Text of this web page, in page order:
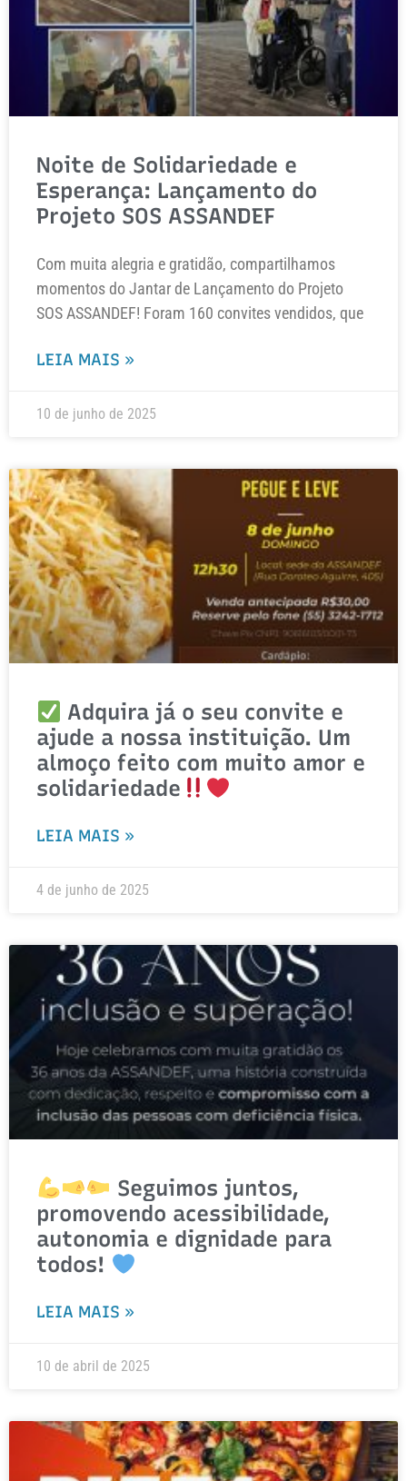
Noite de Solidariedade e
Esperança: Lançamento do
Projeto SOS ASSANDEF
Com muita alegria e gratidão, compartilhamos
momentos do Jantar de Lançamento do Projeto
SOS ASSANDEF! Foram 160 convites vendidos, que
LEIA MAIS »
10 de junho de 2025
Adquira já o seu convite e
ajude a nossa instituição. Um
almoço feito com muito amor e
solidariedade
LEIA MAIS »
4 de junho de 2025
Seguimos juntos,
promovendo acessibilidade,
autonomia e dignidade para
todos!
LEIA MAIS »
10 de abril de 2025